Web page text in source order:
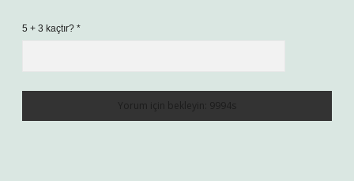
5 + 3 kaçtır? *